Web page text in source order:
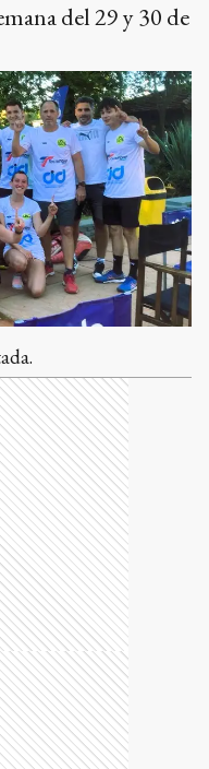
del 29 y 30 de